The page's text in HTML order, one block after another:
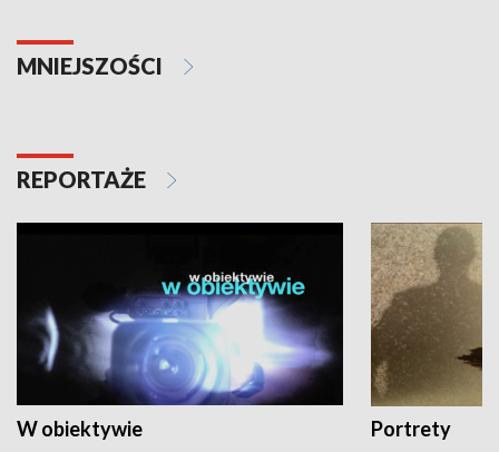
MNIEJSZOŚCI
REPORTAŻE
W obiektywie Portrety